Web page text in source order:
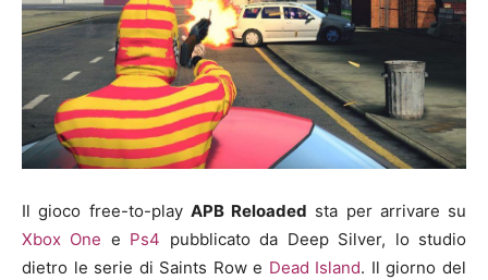
Il gioco free-to-play APB Reloaded sta per arrivare su
Xbox One e Ps4 pubblicato da Deep Silver, lo studio
dietro le serie di Saints Row e Dead Island. Il giorno del